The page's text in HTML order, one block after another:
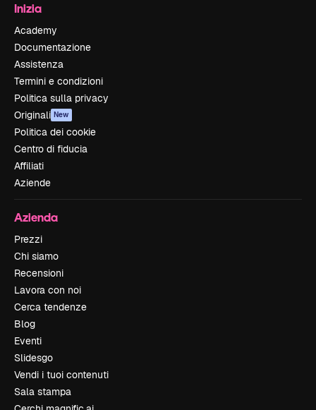
Inizia
Academy
Documentazione
Assistenza
Termini e condizioni
Politica sulla privacy
Originali New
Politica dei cookie
Centro di fiducia
Affiliati
Aziende
Azienda
Prezzi
Chi siamo
Recensioni
Lavora con noi
Cerca tendenze
Blog
Eventi
Slidesgo
Vendi i tuoi contenuti
Sala stampa